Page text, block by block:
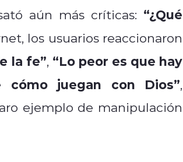
aún más críticas: “¿Qué
los usuarios reaccionaron
la fe”, “Lo peor es que hay
cómo juegan con Dios”,
ejemplo de manipulación